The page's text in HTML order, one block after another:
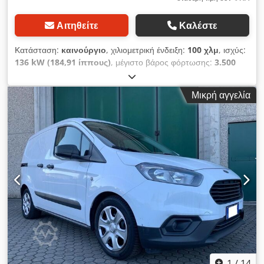
Αιτηθείτε Καλέστε
Κατάσταση: καινούργιο, χιλιομετρική ένδειξη: 100 χλμ, ισχύς:
136 kW (184,91 ίππους), μέγιστο βάρος φόρτωσης: 3.500
αυτόματο
Εξοπλισμός:Bluetooth, κεντρικό κλείδωμα, κλιματισμός,
σύστημα αυτόματου ελέγχου ταχύτητας, υπολογιστής επί
του οχήματος
αισθητήρες στάθμευσης • Αντιθαμβωτικά φώτα Djdpfjzgn T
Aex Aldeck • Bluetooth • GPS • Αυτόματος κλιματισμός •
Ηλεκτρικό χειρόφρενο • Αναρτώμενο κάθισμα • Εφεδρικός
τροχός • Αυτόματα φώτα και υαλοκαθαριστήρες • Λειτουργία
πόλης • Σύστημα ειδοποίησης αλλαγής λωρίδας • Cruise
control και περιοριστής ταχύτητας • Δαχτυλίδια πρόσδεσης •
Δεξαμενή βοηθητικού καυσίμου βενζίνης 14L • Εσωτερικές
διαστάσεις • Όγκος 12m³ 3,54 x 1,70 x 1,90 m
Μικρή αγγελία